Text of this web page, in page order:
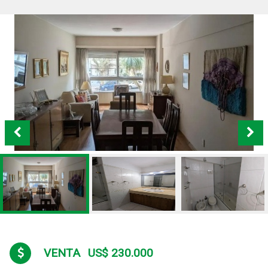
VENTA US$ 230.000